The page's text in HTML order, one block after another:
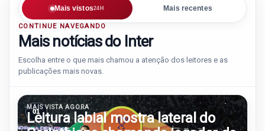
Mais vistos24H Mais recentes
CONTINUE NAVEGANDO
Mais notícias do Inter
Escolha entre o que mais chamou a atenção dos leitores e as
publicações mais novas.
01
MAIS VISTA AGORA
Leitura labial mostra lateral do